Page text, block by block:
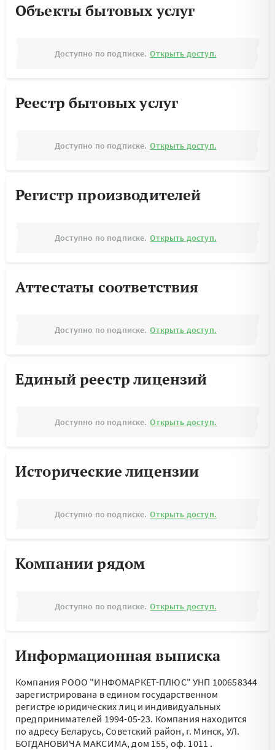
Объекты бытовых услуг
Доступно по подписке. Открыть доступ.
Реестр бытовых услуг
Доступно по подписке. Открыть доступ.
Регистр производителей
Доступно по подписке. Открыть доступ.
Аттестаты соответствия
Доступно по подписке. Открыть доступ.
Единый реестр лицензий
Доступно по подписке. Открыть доступ.
Исторические лицензии
Доступно по подписке. Открыть доступ.
Компании рядом
Доступно по подписке. Открыть доступ.
Информационная выписка
Компания РООО "ИНФОМАРКЕТ-ПЛЮС" УНП 100658344
зарегистрирована в едином государственном
регистре юридических лиц и индивидуальных
предпринимателей 1994-05-23. Компания находится
по адресу Беларусь, Советский район, г. Минск, УЛ.
БОГДАНОВИЧА МАКСИМА, дом 155, оф. 1011 .